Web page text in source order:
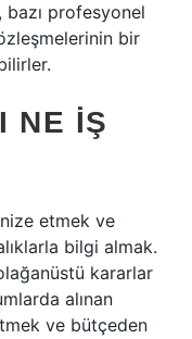
bazı profesyonel
bir
NE IŞ
etmek ve
bilgi almak.
kararlar
alınan
ve bütçeden